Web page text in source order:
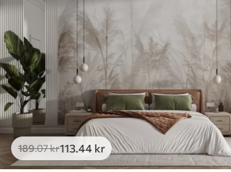
189.07kr113 .44 kr